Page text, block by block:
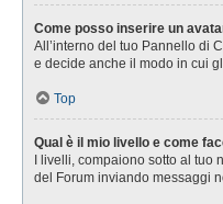
Come posso inserire un
All’interno del tuo Pannello di
e decide anche il modo in cui
Top
Qual è il mio livello e come
I livelli, compaiono sotto al
del Forum inviando messaggi